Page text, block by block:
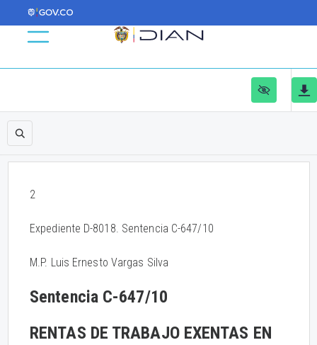
2
Expediente D-8018. Sentencia C-647/10
M.P. Luis Ernesto Vargas Silva
Sentencia C-647/10
RENTAS DE TRABAJO EXENTAS EN